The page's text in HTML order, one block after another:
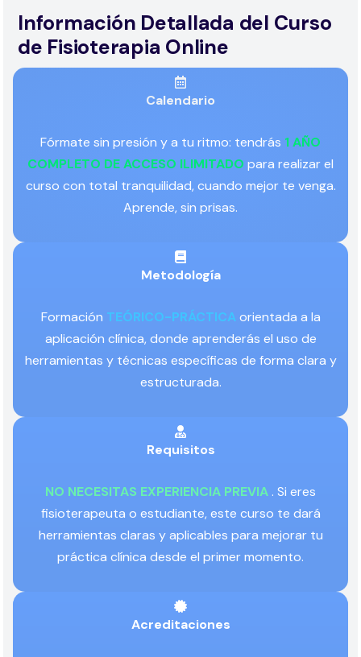
Información Detallada del Curso
de Fisioterapia Online
Calendario
Fórmate sin presión y a tu ritmo: tendrás 1 AÑO
COMPLETO DE ACCESO ILIMITADO para realizar el
curso con total tranquilidad, cuando mejor te venga.
Aprende, sin prisas.
Metodología
Formación TEÓRICO-PRÁCTICAorientada a la
aplicación clínica, donde aprenderás el uso de
herramientas y técnicas específicas de forma clara y
estructurada.
Requisitos
NO NECESITAS EXPERIENCIA PREVIA . Si eres
fisioterapeuta o estudiante, este curso te dará
herramientas claras y aplicables para mejorar tu
práctica clínica desde el primer momento.
Acreditaciones